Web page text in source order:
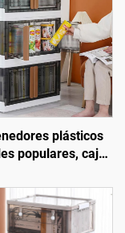
plásticos
populares, cajas
para
juguetes y libros,
rectangular